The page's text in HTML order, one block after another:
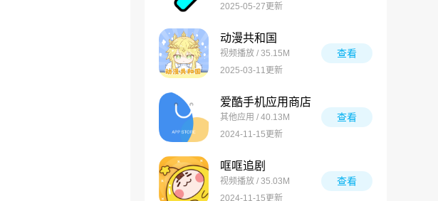
2025-05-27更新
动漫共和国
视频播放 / 35.15M
2025-03-11更新
查看
爱酷手机应用商店
其他应用 / 40.13M
2024-11-15更新
查看
哐哐追剧
视频播放 / 35.03M
2024-11-15更新
查看